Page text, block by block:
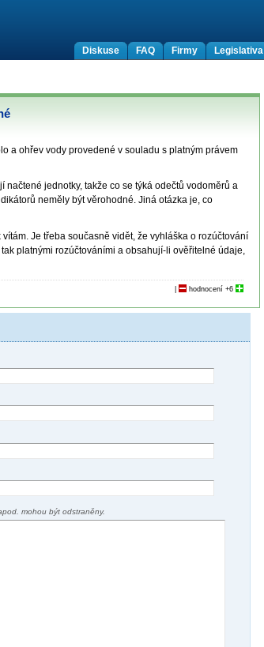
Legislativa
Firmy
FAQ
Diskuse
a ohřev vody provedené v souladu s platným právem
jednotky, takže co se týká odečtů vodoměrů a
neměly být věrohodné. Jiná otázka je, co
Je třeba současně vidět, že vyhláška o rozúčtování
platnými rozúčtováními a obsahují-li ověřitelné údaje,
hodnocení +6
mohou být odstraněny.